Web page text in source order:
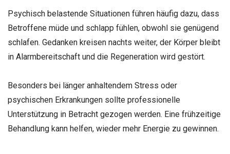
Psychisch belastende Situationen führen häufig dazu, dass
Betroffene müde und schlapp fühlen, obwohl sie genügend
schlafen. Gedanken kreisen nachts weiter, der Körper bleibt
in Alarmbereitschaft und die Regeneration wird gestört.
Besonders bei länger anhaltendem Stress oder
psychischen Erkrankungen sollte professionelle
Unterstützung in Betracht gezogen werden. Eine frühzeitige
Behandlung kann helfen, wieder mehr Energie zu gewinnen.